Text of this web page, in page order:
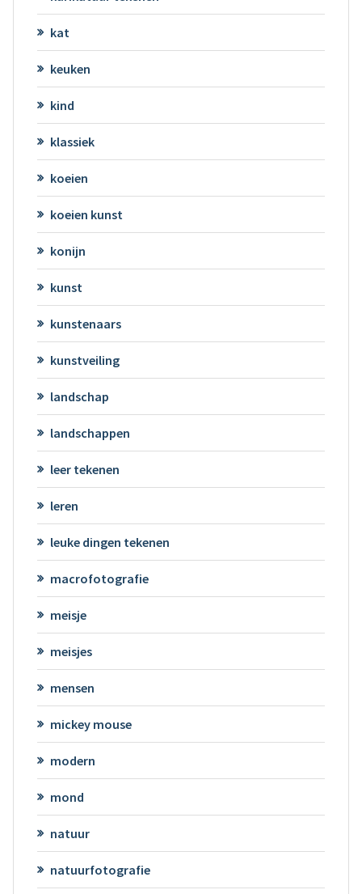
kat
keuken
kind
klassiek
koeien
koeien kunst
konijn
kunst
kunstenaars
kunstveiling
landschap
landschappen
leer tekenen
leren
leuke dingen tekenen
macrofotografie
meisje
meisjes
mensen
mickey mouse
modern
mond
natuur
natuurfotografie